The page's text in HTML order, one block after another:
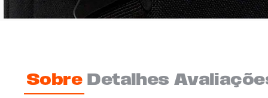
Sobre Detalhes